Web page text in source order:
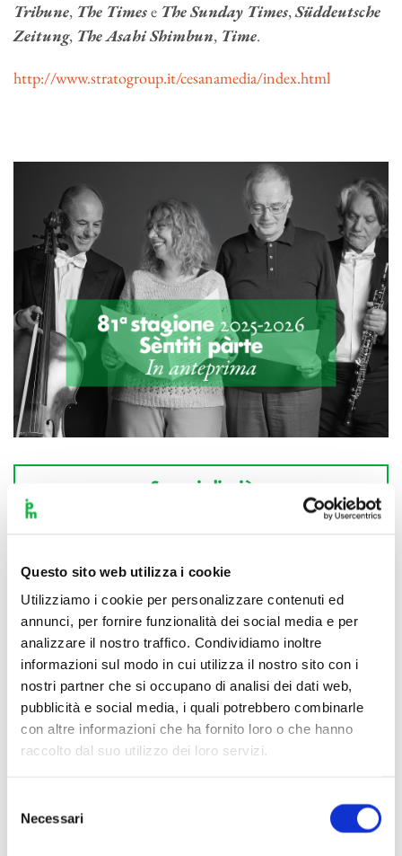
Questo sito web utilizza i cookie
Utilizziamo i cookie per personalizzare contenuti ed
annunci, per fornire funzionalità dei social media e per
analizzare il nostro traffico. Condividiamo inoltre
informazioni sul modo in cui utilizza il nostro sito con i
nostri partner che si occupano di analisi dei dati web,
pubblicità e social media, i quali potrebbero combinarle
con altre informazioni che ha fornito loro o che hanno
raccolto dal suo utilizzo dei loro servizi.
delNecessari
Tribune, The Timese The Sunday Times,Süddeutsche
Zeitung, The Asahi Shimbun, Time.
http://www.stratogroup.it/cesanamedia/index.html
Scopri di più